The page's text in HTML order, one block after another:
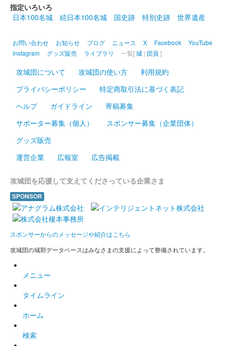
指定いろいろ
日本100名城
続日本100名城 国史跡 特別史跡 世界遺産
お問い合わせ お知らせ ブログ ニュース X Facebook
YouTube
Instagram
グッズ販売 ライブラリ 一覧[城 | 団員 ]
攻城団について 攻城団の使い方
利用規約
プライバシーポリシー
特定商取引法に基づく表記
ヘルプ
ガイドライン
寄稿募集
サポーター募集（個人）
スポンサー募集（企業団体）
グッズ販売
運営企業
広報室 広告掲載
攻城団を応援して支えてくださっている企業さま
SPONSOR
スポンサーからのメッセージや紹介はこちら
攻城団の城郭データベースはみなさまの支援によって整備されています。
メニュー
タイムライン
ホーム
検索